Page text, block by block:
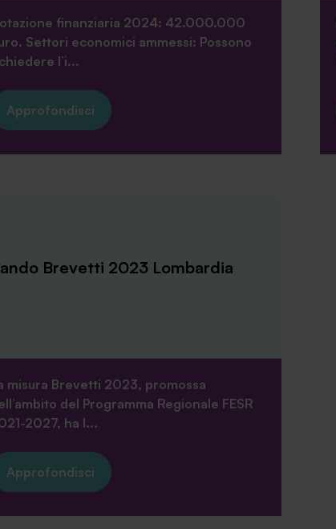
finanziaria 2024: 42.000.000
Settori economici ammessi: Possono
l’i...
Approfondisci
Brevetti 2023 Lombardia
misura Brevetti 2023, promossa
del Programma Regionale FESR
2027, ha l...
Approfondisci